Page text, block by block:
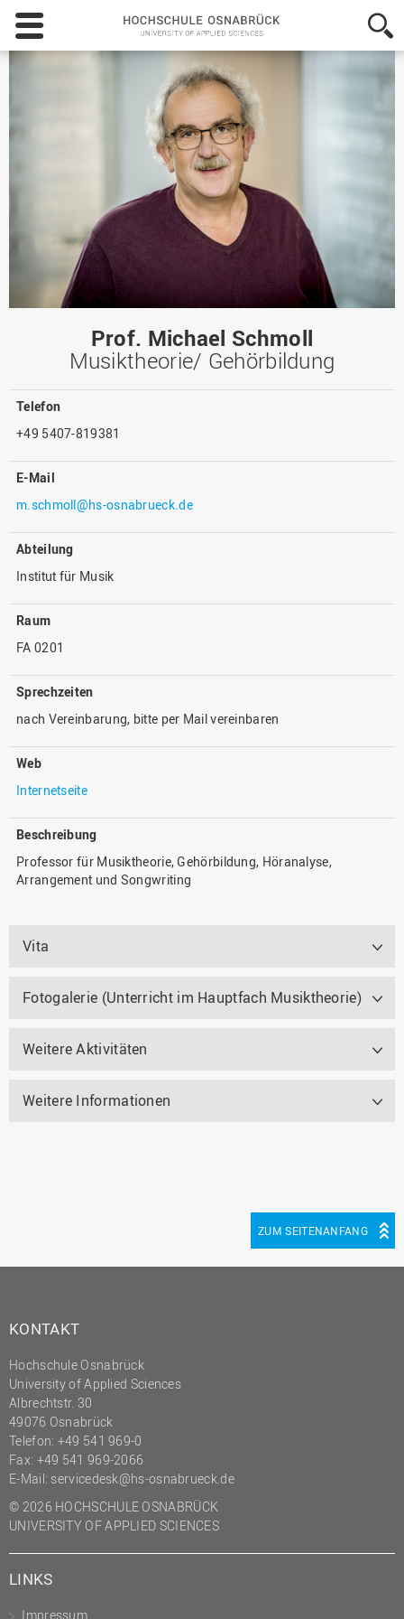
Hochschule
Osnabrück
-
University
Prof. Michael Schmoll
Musiktheorie/ Gehörbildung
Telefon
+49 5407-819381
E-Mail
m.schmoll@hs-osnabrueck.de
Abteilung
Institut für Musik
Raum
FA 0201
Sprechzeiten
nach Vereinbarung, bitte per Mail vereinbaren
Web
Internetseite
Beschreibung
Professor für Musiktheorie, Gehörbildung, Höranalyse,
Arrangement und Songwriting
Vita
Fotogalerie (Unterricht im Hauptfach Musiktheorie)
Weitere Aktivitäten
Weitere Informationen
ZUM SEITENANFANG
KONTAKT
Hochschule Osnabrück
University of Applied Sciences
Albrechtstr. 30
49076 Osnabrück
Telefon: +49 541 969-0
Fax: +49 541 969-2066
E-Mail: servicedesk@hs-osnabrueck.de
© 2026 HOCHSCHULE OSNABRÜCK
UNIVERSITY OF APPLIED SCIENCES
LINKS
Impressum